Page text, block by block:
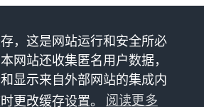
，这是网站运行和安全所必
网站还收集匿名用户数据，
显示来自外部网站的集成内
更改缓存设置。 阅读更多